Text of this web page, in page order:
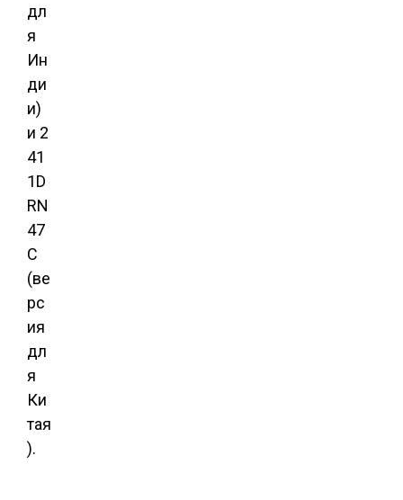
дл
я
Ин
ди
и)
и 2
41
1D
RN
47
C
(ве
рс
ия
дл
я
Ки
тая
).